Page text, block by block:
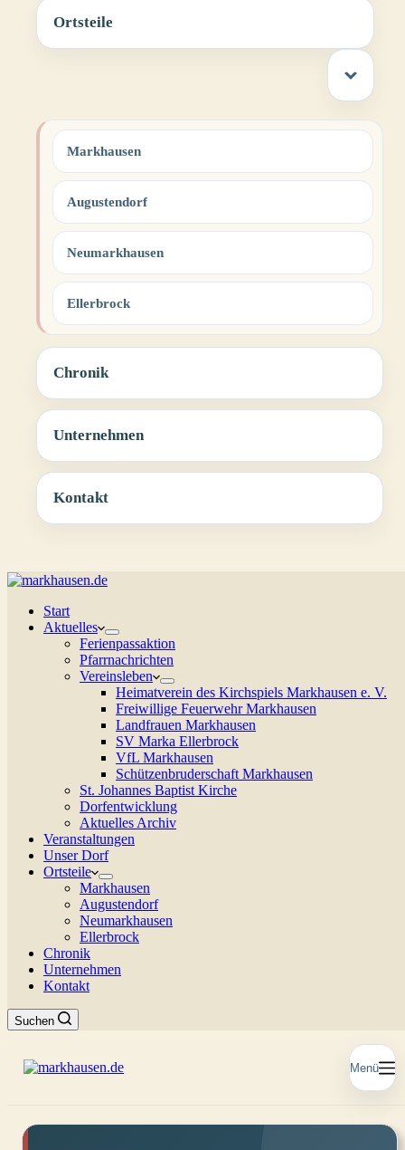
Ortsteile
Markhausen
Augustendorf
Neumarkhausen
Ellerbrock
Chronik
Unternehmen
Kontakt
Start
Aktuelles
Ferienpassaktion
Pfarrnachrichten
Vereinsleben
Heimatverein des Kirchspiels Markhausen e. V.
Freiwillige Feuerwehr Markhausen
Landfrauen Markhausen
SV Marka Ellerbrock
VfL Markhausen
Schützenbruderschaft Markhausen
St. Johannes Baptist Kirche
Dorfentwicklung
Aktuelles Archiv
Veranstaltungen
Unser Dorf
Ortsteile
Markhausen
Augustendorf
Neumarkhausen
Ellerbrock
Chronik
Unternehmen
Kontakt
Suchen
Menü